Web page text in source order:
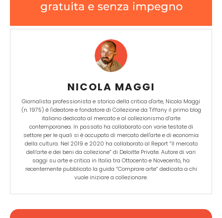
NICOLA MAGGI
Giornalista professionista e storico della critica d'arte, Nicola Maggi
(n. 1975) è l'ideatore e fondatore di Collezione da Tiffany il primo blog
italiano dedicato al mercato e al collezionismo d’arte
contemporanea. In passato ha collaborato con varie testate di
settore per le quali si è occupato di mercato dell'arte e di economia
della cultura. Nel 2019 e 2020 ha collaborato al Report “Il mercato
dell’arte e dei beni da collezione” di Deloitte Private. Autore di vari
saggi su arte e critica in Italia tra Ottocento e Novecento, ha
recentemente pubblicato la guida “Comprare arte” dedicata a chi
vuole iniziare a collezionare.
Iscriviti alla nostra
newsletter e scarica